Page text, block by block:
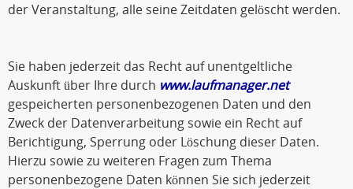
der Veranstaltung, alle seine Zeitdaten gelöscht werden.
Sie haben jederzeit das Recht auf unentgeltliche
Auskunft über Ihre durch www.laufmanager.net
gespeicherten personenbezogenen Daten und den
Zweck der Datenverarbeitung sowie ein Recht auf
Berichtigung, Sperrung oder Löschung dieser Daten.
Hierzu sowie zu weiteren Fragen zum Thema
personenbezogene Daten können Sie sich jederzeit